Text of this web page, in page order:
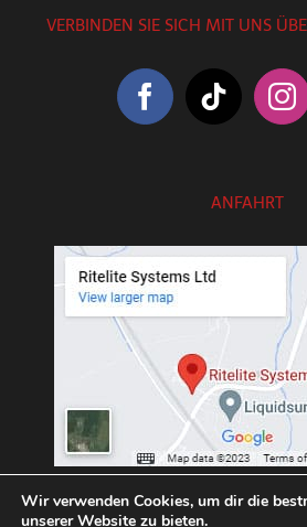
VERBINDEN SIE SICH MIT UNS
ANFAHRT
Wir verwenden Cookies, um dir die
unserer Website zu bieten.